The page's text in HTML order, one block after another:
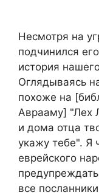
Несмотря на
подчинился
история
Оглядываясь
похоже на
Аврааму] "Лех
и дома отца
укажу тебе". Я
еврейского
все